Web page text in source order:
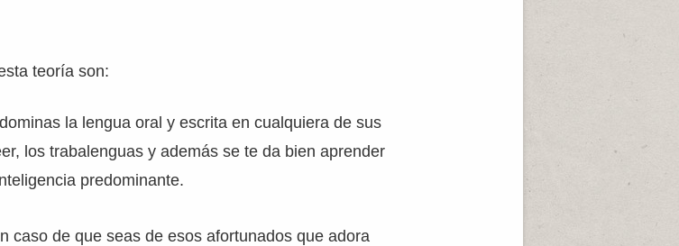
teoría son:
la lengua oral y escrita en cualquiera de sus
los trabalenguas y además se te da bien aprender
predominante.
caso de que seas de esos afortunados que adora